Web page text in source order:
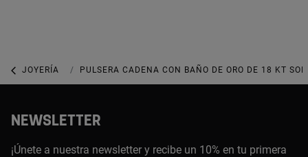
JOYERÍA JOYAS CON PERLAS
PULSERA CADENA CON BAÑO DE ORO DE 18 KT
NEWSLETTER
¡Únete a nuestra newsletter y recibe un 10% en tu primera